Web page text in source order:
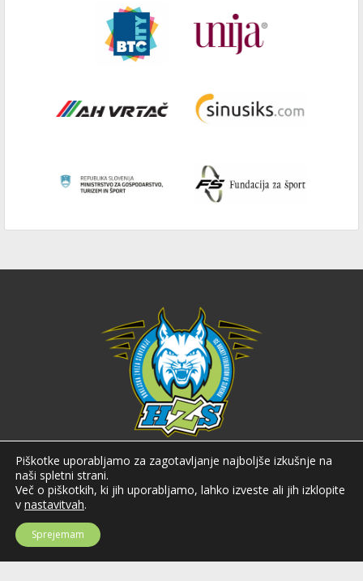
Hokejska zveza Slovenije
Hokejska zveza Slovenije (HZS) je krovna športna organizacija na področju
hokeja v Sloveniji. Organizira tekmovanja v različnih domačih in
mednarodnih hokejskih ligah in pokalih; pod njenim okriljem delujejo tudi
SI-1000 Ljubljana
Piškotke uporabljamo za zagotavljanje najboljše izkušnje na
naši spletni strani.
Več o piškotkih, ki jih uporabljamo, lahko izveste ali jih izklopite
v nastavitvah.
Sprejemam